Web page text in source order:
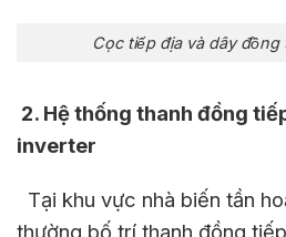
Cọc tiếp địa và dây
2. Hệ thống thanh đồng
inverter
Tại khu vực nhà biến tần
thường bố trí thanh đồng